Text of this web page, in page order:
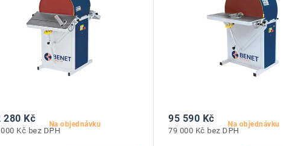
Na objednávku
Kč bez DPH
280 Kč Na objednávku
79 000 Kč bez DPH
95 590 Kč